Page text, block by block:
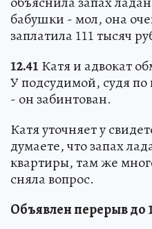
бабушки - мол, она
заплатила 111 тысяч
12.41 Катя и адвокат
У подсудимой, судя
- он забинтован.
Катя уточняет у
думаете, что запах
квартиры, там же
сняла вопрос.
Объявлен перерыв до